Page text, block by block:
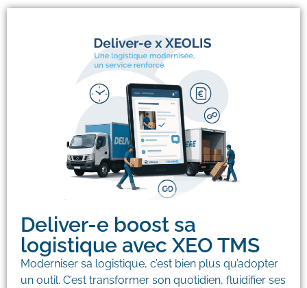
19/05/2025
Deliver-e boost sa
logistique avec XEO TMS
Moderniser sa logistique, c’est bien plus qu’adopter
un outil. C’est transformer son quotidien, fluidifier ses